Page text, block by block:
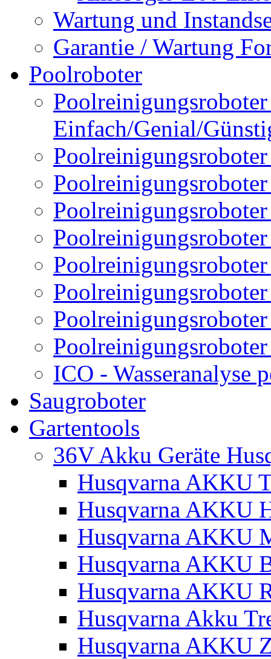
Wartung und
Garantie / Wartung
Poolroboter
Einfach/Genial/
ICO - Wasseranalyse
Saugroboter
Gartentools
36V Akku Geräte
Husqvarna AKKU
Husqvarna AKKU
Husqvarna AKKU
Husqvarna AKKU
Husqvarna AKKU
Husqvarna Akku
Husqvarna AKKU